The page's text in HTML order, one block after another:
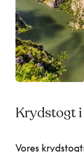
Krydstogt
Vores